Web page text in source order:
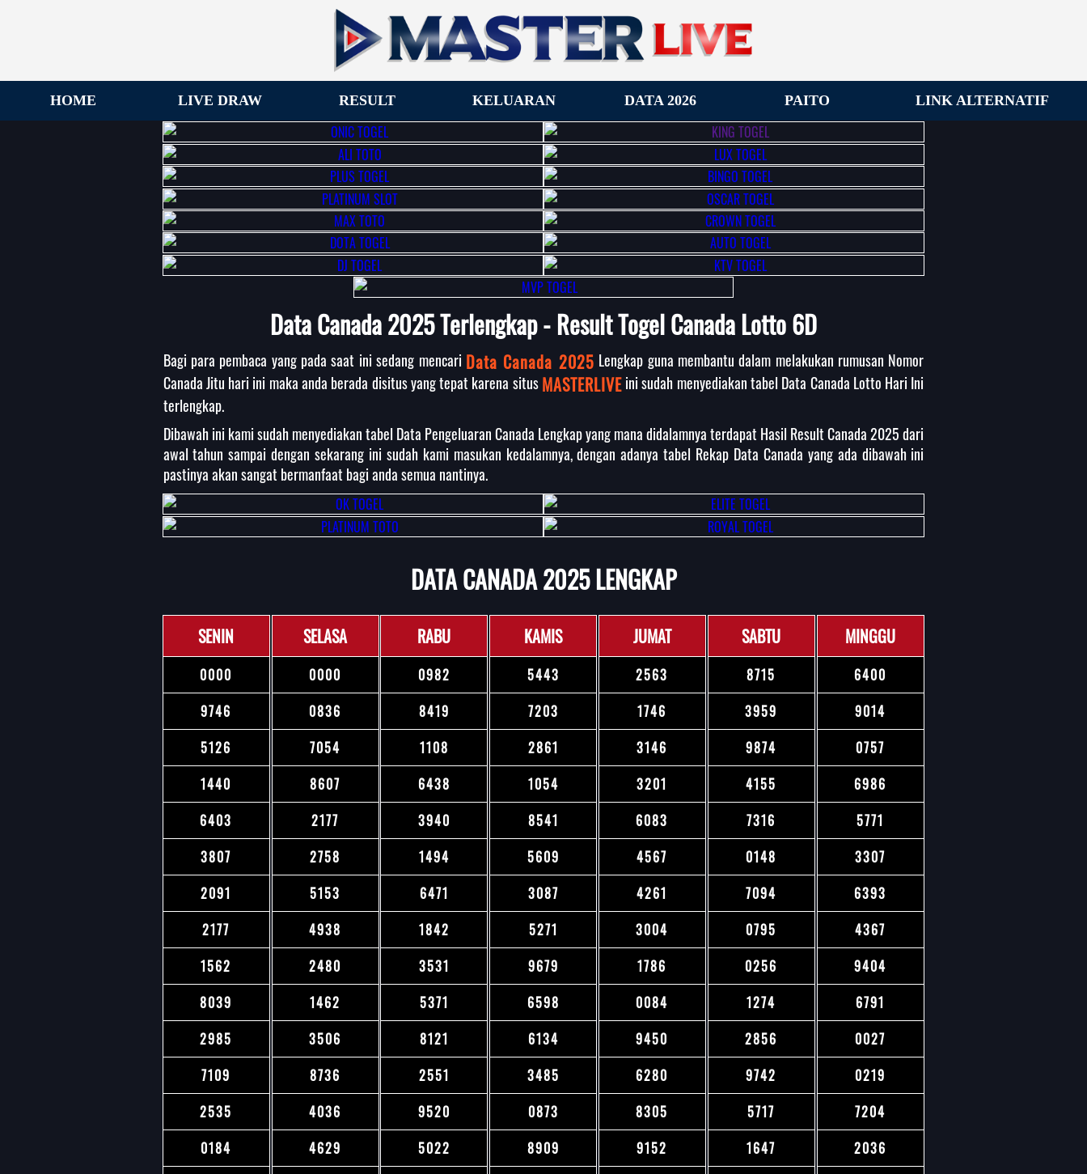
HOME LIVE DRAW RESULT KELUARAN DATA 2026 PAITO LINK ALTERNATIF
Data Canada 2025 Terlengkap - Result Togel Canada Lotto 6D
Bagi para pembaca yang pada saat ini sedang mencari Data Canada 2025 Lengkap guna membantu dalam melakukan rumusan Nomor
Canada Jitu hari ini maka anda berada disitus yang tepat karena situsMASTERLIVEini sudah menyediakan tabel Data Canada Lotto Hari Ini
terlengkap.
Dibawah ini kami sudah menyediakan tabel Data Pengeluaran Canada Lengkap yang mana didalamnya terdapat Hasil Result Canada 2025 dari
awal tahun sampai dengan sekarang ini sudah kami masukan kedalamnya, dengan adanya tabel Rekap Data Canada yang ada dibawah ini
pastinya akan sangat bermanfaat bagi anda semua nantinya.
DATA CANADA 2025 LENGKAP
SENIN
0000
9746
5126
1440
6403
3807
2091
2177
1562
8039
2985
7109
2535
0184
SELASA
0000
0836
7054
8607
2177
2758
5153
4938
2480
1462
3506
8736
4036
4629
RABU
0982
8419
1108
6438
3940
1494
6471
1842
3531
5371
8121
2551
9520
5022
KAMIS
5443
7203
2861
1054
8541
5609
3087
5271
9679
6598
6134
3485
0873
8909
JUMAT
2563
1746
3146
3201
6083
4567
4261
3004
1786
0084
9450
6280
8305
9152
SABTU
8715
3959
9874
4155
7316
0148
7094
0795
0256
1274
2856
9742
5717
1647
MINGGU
6400
9014
0757
6986
5771
3307
6393
4367
9404
6791
0027
0219
7204
2036